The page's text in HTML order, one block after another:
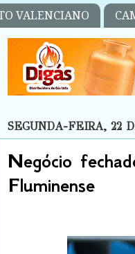
VALENCIANO
SEGUNDA-FEIRA, 22
Negócio
Fluminense